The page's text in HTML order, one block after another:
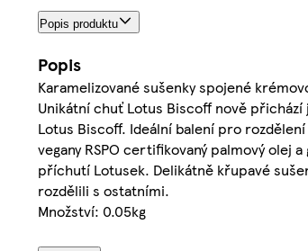
Popis produktu
Popis
Karamelizované sušenky spojené
Unikátní chuť Lotus Biscoff nově
Lotus Biscoff. Ideální balení pro
vegany RSPO certifikovaný palmový olej
příchutí Lotusek. Delikátně křupavé
rozdělili s ostatními.
Množství: 0.05kg